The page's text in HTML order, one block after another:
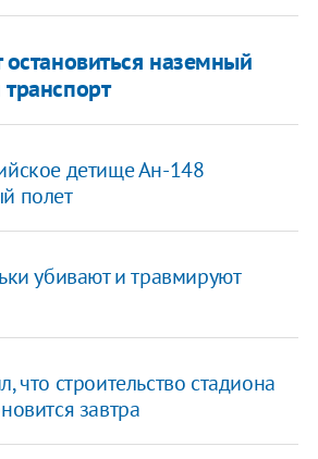
наземный
детище Ан-148
полет
убивают и травмируют
что строительство стадиона
завтра